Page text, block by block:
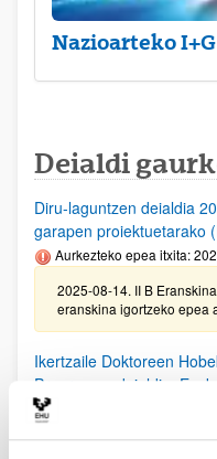
Nazioarteko
Deialdi
Diru-laguntzen deialdia
garapen proiektuetarako
Aurkezteko epea itxita:
2025-08-14. II B
eranskina igortzeko epea
Ikertzaile Doktoreen
Programen deialdia,
25/08/25. EHUko